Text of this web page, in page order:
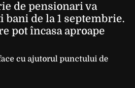
de pensionari va
de la 1 septembrie.
pot încasa aproape
cu ajutorul punctului de